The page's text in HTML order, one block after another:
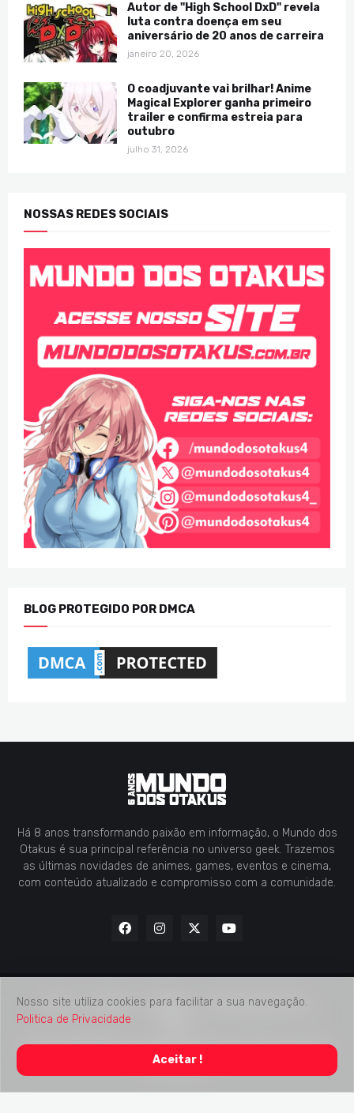
Autor de "High School DxD" revela
luta contra doença em seu
aniversário de 20 anos de carreira
janeiro 20, 2026
O coadjuvante vai brilhar! Anime
Magical Explorer ganha primeiro
trailer e confirma estreia para
outubro
julho 31, 2026
NOSSAS REDES SOCIAIS
BLOG PROTEGIDO POR DMCA
Há 8 anos transformando paixão em informação, o Mundo dos
Otakus é sua principal referência no universo geek. Trazemos
as últimas novidades de animes, games, eventos e cinema,
com conteúdo atualizado e compromisso com a comunidade.
Reservados
Home Contato Midia Kit
Verificação de Fatos
Nosso site utiliza cookies para facilitar a sua navegação.
Politica de Privacidade
Aceitar !